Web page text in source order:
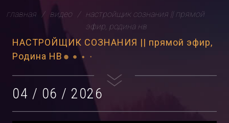
главная видео
настройщик сознания || прямой
эфир, родина нв
НАСТРОЙЩИК СОЗНАНИЯ || прямой эфир,
Родина НВ
04 / 06 / 2026